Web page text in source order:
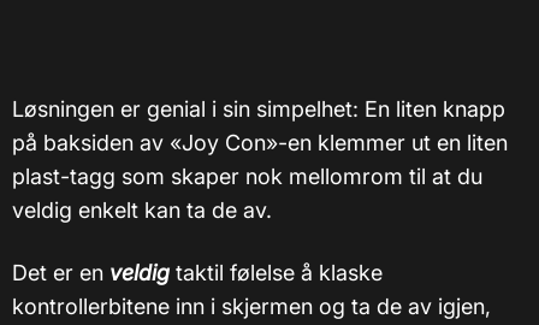
Løsningen er genial i sin simpelhet: En liten knapp
på baksiden av «Joy Con»-en klemmer ut en liten
plast-tagg som skaper nok mellomrom til at du
veldig enkelt kan ta de av.
Det er en veldig taktil følelse å klaske
kontrollerbitene inn i skjermen og ta de av igjen,